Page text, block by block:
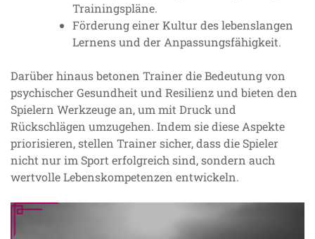
Trainingspläne.
Förderung einer Kultur des lebenslangen
Lernens und der Anpassungsfähigkeit.
Darüber hinaus betonen Trainer die Bedeutung von
psychischer Gesundheit und Resilienz und bieten den
Spielern Werkzeuge an, um mit Druck und
Rückschlägen umzugehen. Indem sie diese Aspekte
priorisieren, stellen Trainer sicher, dass die Spieler
nicht nur im Sport erfolgreich sind, sondern auch
wertvolle Lebenskompetenzen entwickeln.